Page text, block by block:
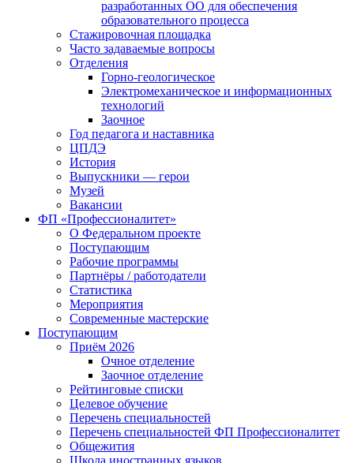
разработанных ОО для обеспечения
образовательного процесса
Стажировочная площадка
Часто задаваемые вопросы
Отделения
Горно-геологическое
Электромеханическое и информационных
технологий
Заочное
Год педагога и наставника
ЦПДЭ
История
Выпускники — герои
Музей
Вакансии
ФП «Профессионалитет»
О Федеральном проекте
Поступающим
Рабочие программы
Партнёры / работодатели
Статистика
Мероприятия
Современные мастерские
Поступающим
Приём 2026
Очное отделение
Заочное отделение
Рейтинговые списки
Целевое обучение
Перечень специальностей
Перечень специальностей ФП Профессионалитет
Общежития
Школа иностранных языков